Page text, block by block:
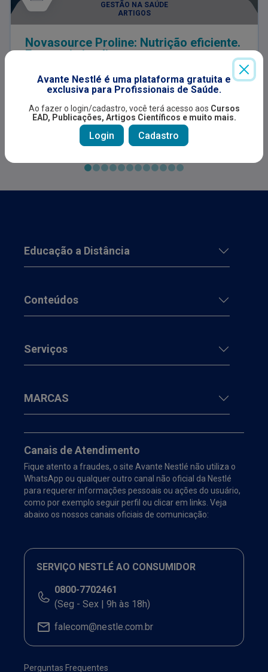
GESTÃO NA SAÚDE
ARTIGOS
Novasource Proline: Nutrição eficiente.
Economia inteligente.
conduzido pelo Dr. Adriano Mehl, sobre como a
dieta especializada para cicatrização pode
tratamento de feridas.
Indicado para:
NutricionistaMédico
Avante Nestlé é uma plataforma gratuita e
exclusiva para Profissionais de Saúde.
Ao fazer o login/cadastro, você terá acesso aos Cursos
EAD, Publicações, Artigos Científicos e muito mais.
Login Cadastro
Educação a Distância
Conteúdos
Serviços
MARCAS
Canais de Atendimento
Fique atento a fraudes, o site Avante Nestlé não utiliza o
WhatsApp ou qualquer outro canal não oficial da Nestlé
para requerer informações pessoais ou ações do usuário,
como por exemplo seguir perfil ou clicar em links. Veja
abaixo os nossos canais oficiais de comunicação:
SERVIÇO NESTLÉ AO CONSUMIDOR
0800-7702461
(Seg - Sex | 9h às 18h)
falecom@nestle.com.br
Perguntas Frequentes